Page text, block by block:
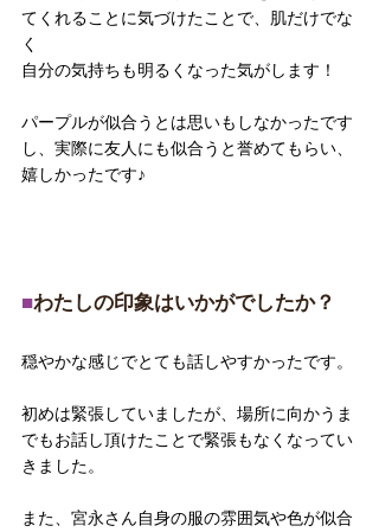
てくれることに気づけたことで、肌だけでな
く
自分の気持ちも明るくなった気がします！
パープルが似合うとは思いもしなかったです
し、実際に友人にも似合うと誉めてもらい、
嬉しかったです♪
■わたしの印象はいかがでしたか？
穏やかな感じでとても話しやすかったです。
初めは緊張していましたが、場所に向かうま
でもお話し頂けたことで緊張もなくなってい
きました。
また、宮永さん自身の服の雰囲気や色が似合